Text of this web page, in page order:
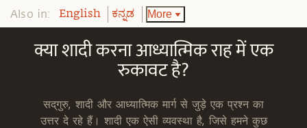
Also in: English ಕನ್ನಡ More
क्या शादी करना आध्यात्मिक राह में एक
रुकावट है?
सद्‌गुरु, शादी और आध्यात्मिक मार्ग से जुड़े एक प्रश्न का
उत्तर दे रहे हैं। शादी एक ऐसी व्यवस्था है, जिसे हमने कुछ